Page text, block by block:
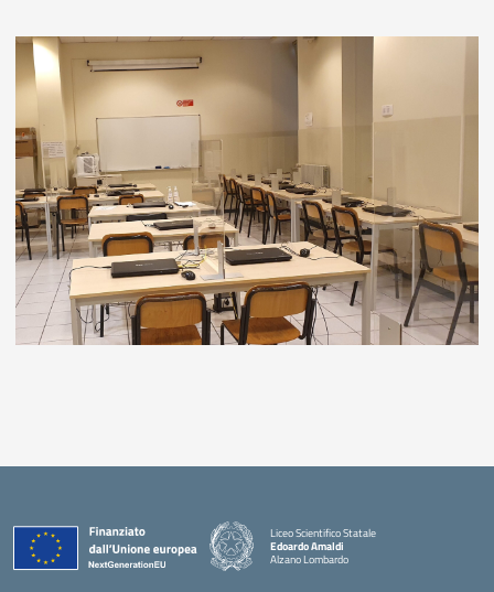
Liceo Scientifico Statale
Edoardo Amaldi
Alzano Lombardo